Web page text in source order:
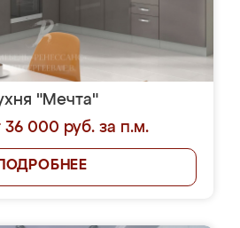
"Мечта"
36 000 руб. за п.м.
ПОДРОБНЕЕ